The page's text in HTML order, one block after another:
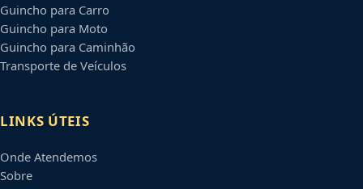
Guincho para Carro
Guincho para Moto
Guincho para Caminhão
Transporte de Veículos
LINKS ÚTEIS
Onde Atendemos
Sobre